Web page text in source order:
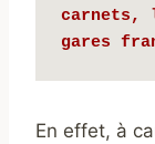
carnets,
gares
En effet, à